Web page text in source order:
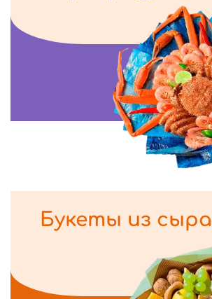
Букеты из сыра